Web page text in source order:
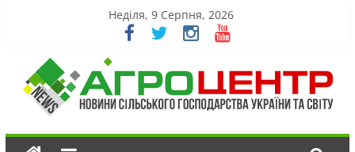
Неділя, 9 Серпня, 2026